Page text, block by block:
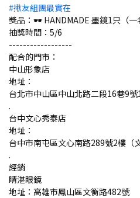
#揪友組團最實在
獎品：🕶 HANDMADE 墨鏡1只（一
抽獎時間：5/6
------------------
配合的門市：
中山形象店
地址：
台北市中山區中山北路二段16巷9號
.
台中文心秀泰店
地址：
台中市南屯區文心南路289號2樓（
.
經銷
睛湛眼鏡
地址：高雄市鳳山區文衡路482號